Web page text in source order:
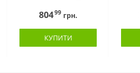
80499 грн.
КУПИТИ